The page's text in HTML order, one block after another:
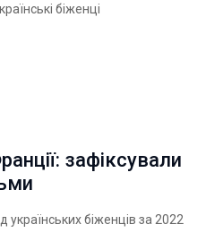
біженці
зафіксували
українських біженців за 2022